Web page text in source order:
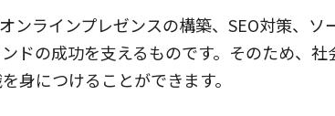
ラインプレゼンスの構築、SEO対策、ソ
ドの成功を支えるものです。そのため、社
身につけることができます。